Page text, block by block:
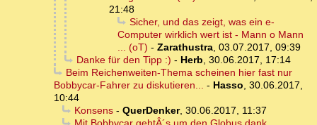
21:48
Sicher, und das zeigt, was ein e-
Computer wirklich wert ist - Mann o Mann
... (oT) - Zarathustra, 03.07.2017, 09:39
Danke für den Tipp :) - Herb, 30.06.2017, 17:14
Beim Reichenweiten-Thema scheinen hier fast nur
Bobbycar-Fahrer zu diskutieren... - Hasso, 30.06.2017,
10:44
Konsens- QuerDenker, 30.06.2017, 11:37